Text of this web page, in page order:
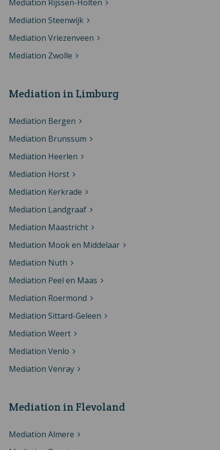
Mediation Rijssen-Holten
Mediation Steenwijk
Mediation Vriezenveen
Mediation Zwolle
Mediation in Limburg
Mediation Bergen
Mediation Brunssum
Mediation Heerlen
Mediation Horst
Mediation Kerkrade
Mediation Landgraaf
Mediation Maastricht
Mediation Mook en Middelaar
Mediation Nuth
Mediation Peel en Maas
Mediation Roermond
Mediation Sittard-Geleen
Mediation Weert
Mediation Venlo
Mediation Venray
Mediation in Flevoland
Mediation Almere